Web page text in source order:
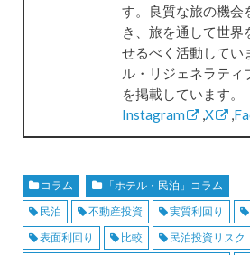
す。良質な旅の機会
き、旅を通して世界
せるべく活動してい
ル・リジェネラティ
を掲載しています。
Instagram
,X ,
コラム
「ホテル・民泊」コラム
民泊
不動産投資 実質利回り
表面利回り
比較
民泊投資リスク